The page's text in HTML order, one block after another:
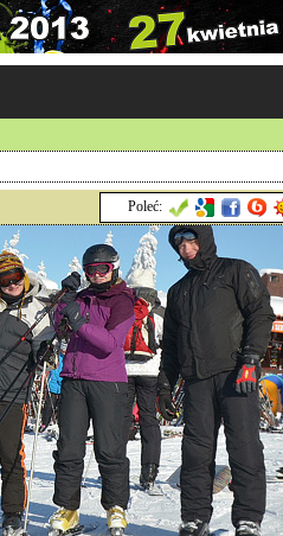
Poleć: